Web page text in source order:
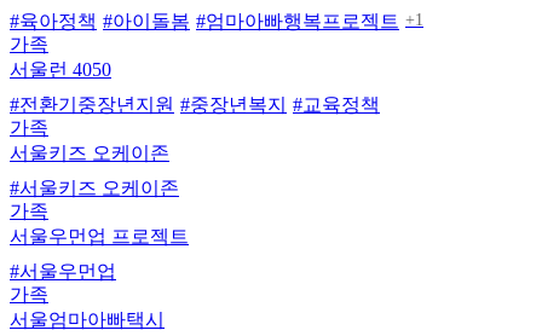
#육아정책 #아이돌봄 #엄마아빠행복프로젝트 +1
가족
서울런 4050
#전환기중장년지원 #중장년복지
#교육정책
가족
서울키즈 오케이존
#서울키즈 오케이존
가족
서울우먼업 프로젝트
#서울우먼업
가족
서울엄마아빠택시